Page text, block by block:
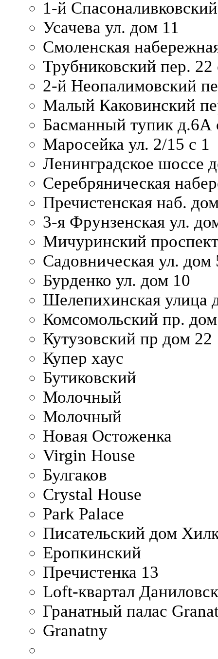
1-й
Усачева ул. дом 11
Смоленская
Трубниковский пер. 22
2-й Неопалимовский
Малый Каковинский
Басманный тупик д.6А
Маросейка ул. 2/15 с 1
Ленинградское шоссе
Серебряническая
Пречистенская наб.
3-я Фрунзенская ул.
Мичуринский
Садовническая ул. дом
Бурденко ул. дом 10
Шелепихинская улица
Комсомольский пр.
Кутузовский пр дом 22
Купер хаус
Бутиковский
Молочный
Молочный
Новая Остоженка
Virgin House
Булгаков
Crystal House
Park Palace
Писательский дом
Еропкинский
Пречистенка 13
Loft-квартал
Гранатный палас
Granatny